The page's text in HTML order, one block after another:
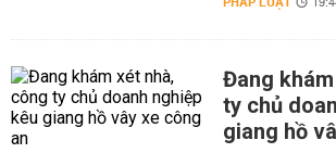
Đang
ty chủ
giang hồ